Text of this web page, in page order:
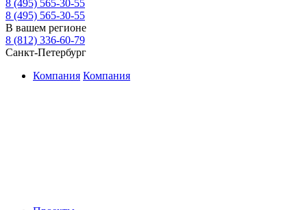
8 (495) 565-30-55
8 (495) 565-30-55
В вашем регионе
8 (812) 336-60-79
Санкт-Петербург
Компания Компания